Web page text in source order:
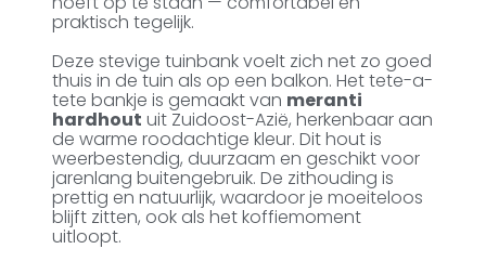
praktisch tegelijk.
Deze stevige tuinbank voelt zich net zo goed
thuis in de tuin als op een balkon. Het tete-a-
tete bankje is gemaakt van meranti
hardhout uit Zuidoost-Azië, herkenbaar aan
de warme roodachtige kleur. Dit hout is
weerbestendig, duurzaam en geschikt voor
jarenlang buitengebruik. De zithouding is
prettig en natuurlijk, waardoor je moeiteloos
blijft zitten, ook als het koffiemoment
uitloopt.